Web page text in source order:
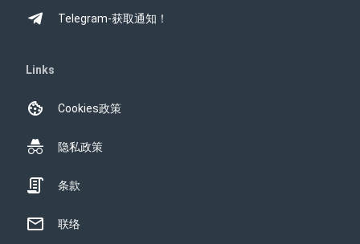
Telegram-获取通知！
Links
Cookies政策
隐私政策
条款
联络